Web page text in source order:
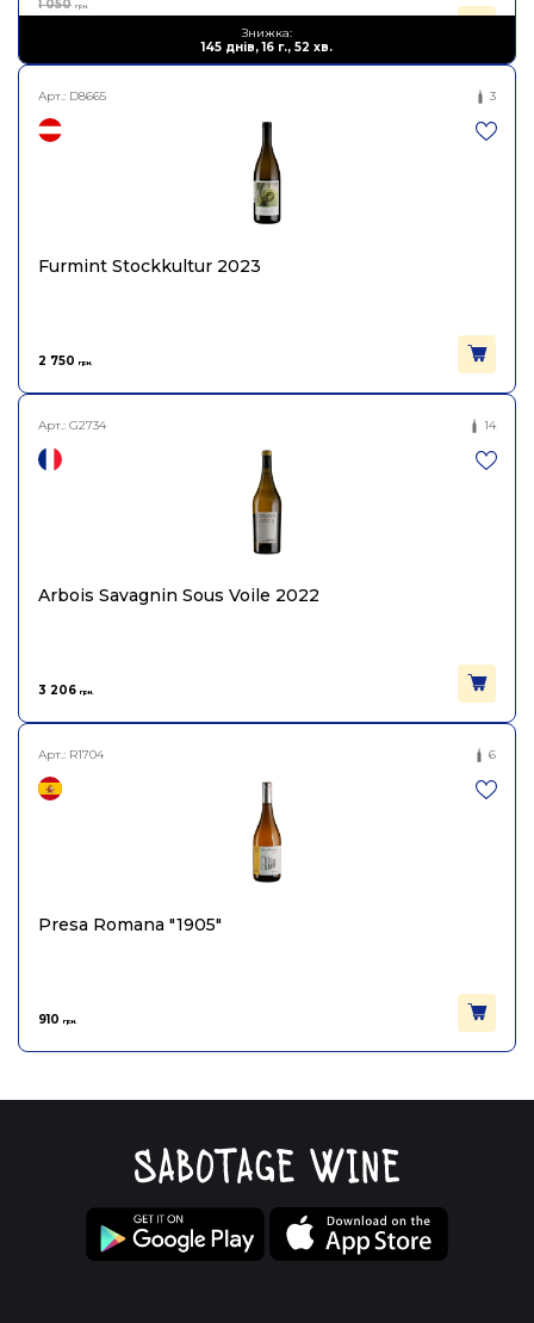
Знижка:
145 днів, 16 г., 52 хв.
1 050 грн.
Арт.: D8665 3
Furmint Stockkultur 2023
2 750 грн.
Арт.: G2734 14
Arbois Savagnin Sous Voile 2022
3 206 грн.
Арт.: R1704 6
Presa Romana "1905"
910 грн.